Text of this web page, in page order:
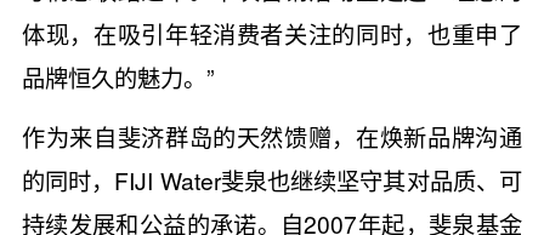
体现，在吸引年轻消费者关注的同时，也重申了
品牌恒久的魅力。”
作为来自斐济群岛的天然馈赠，在焕新品牌沟通
的同时，FIJI Water斐泉也继续坚守其对品质、可
持续发展和公益的承诺。自2007年起，斐泉基金